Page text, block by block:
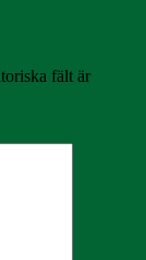
fält är